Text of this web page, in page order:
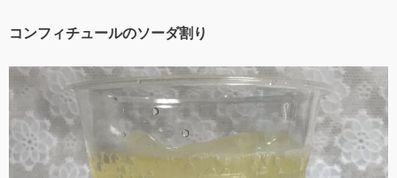
コンフィチュールのソーダ割り